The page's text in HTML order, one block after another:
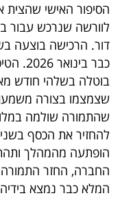
דרושים
ניוזלטרים
מייל
אדום
הסיפור האישי
לוורשה שנרכש
דור. הרכישה בוצעה
כבר
בוטלה בשלהי חודש
שצמצמו בצורה
שהתמורה שולמה
להחזיר את הכסף
הופתעה מהמהלך
החברה, החזר
המלא כבר נמצא